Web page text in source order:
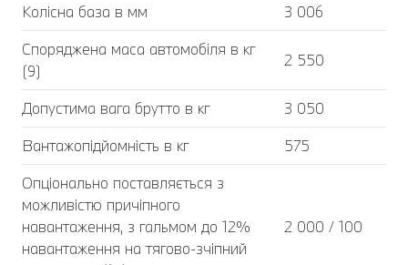
Колісна база в мм
3 006
Споряджена маса автомобіля в кг
(9)
2 550
Допустима вага брутто в кг
3 050
Вантажопідйомність в кг
575
Опціонально поставляється з
можливістю причіпного
навантаження, з гальмом до 12%
навантаження на тягово-зчіпний
2 000 / 100